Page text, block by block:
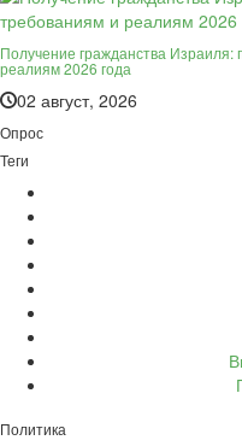
Получение гражданства
реалиям 2026 года
02 август, 2026
Опрос
Теги
Политика